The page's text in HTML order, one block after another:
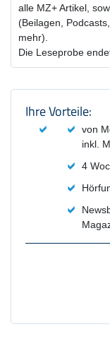
alle MZ+ Artikel,
(Beilagen,
mehr).
Die Leseprobe
Ihre Vorteile:
von
inkl.
4